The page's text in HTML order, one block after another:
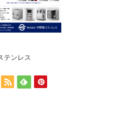
テンレス